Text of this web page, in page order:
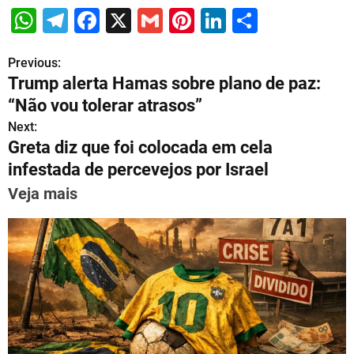
W
at
s
A
p
p
T
e
gr
a
m
F
e
b
o
o
X
G
l
Pi
e
Li
k
e
n
ar
e
P
o
s
t
n
a
v
i
g
a
Previous:
Trump alerta Hamas sobre plano de paz:
“Não vou tolerar atrasos”
Next:
Greta diz que foi colocada em cela
infestada de percevejos por Israel
Veja mais